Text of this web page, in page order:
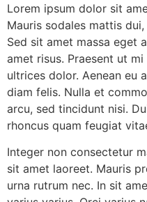
Lorem ipsum dolor sit
Mauris sodales mattis
Sed sit amet massa eget
amet risus. Praesent ut
ultrices dolor. Aenean eu
diam felis. Nulla et
arcu, sed tincidunt nisi.
rhoncus quam feugiat
Integer non consectetur
sit amet laoreet. Mauris
urna rutrum nec. In sit